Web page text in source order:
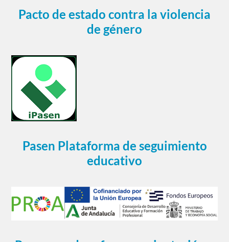
Pacto de estado contra la violencia
de género
Pasen Plataforma de seguimiento
educativo